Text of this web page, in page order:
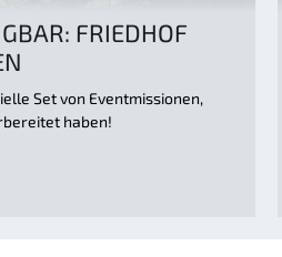
FRIEDHOF
Set von Eventmissionen,
haben!